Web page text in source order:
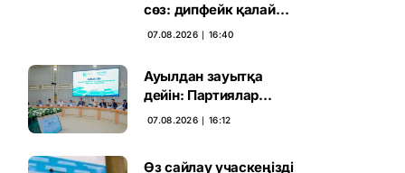
сөз: дипфейк қалай
жұмыс істейді
07.08.2026 ∣ 16:40
Ауылдан зауытқа
дейін: Партиялар
сайлаушымен бетпе-
07.08.2026 ∣ 16:12
Өз сайлау учаскеңізді